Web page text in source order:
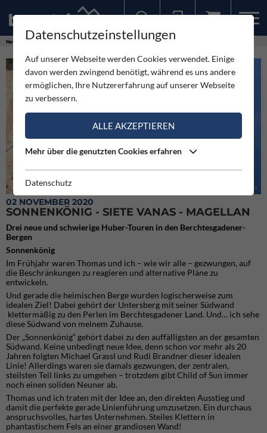
News Sonnenkönig - Siete Vanas - Magellan
Alexander Huber in der Route Magellan (8a) am Urlkopf (c) Guido Unterwurzacher
02 NOVEMBER 2020
SONNENKÖNIG - SIETE VANAS - MAGELLAN
Drei neue und schwierige Huber-Touren in den Berchtesgadener-
Bergen
Sonnenkönig
Im Frühjahr waren Thomas und ich – wie wir alle – gezwungen, auf
die Beschränkungen zu reagieren und alternative Pläne zu
entwickeln.
Und gerade die heimischen Berge wurden logischerweise zum
idealen Ziel! Dabei gehört der Untersberg mit seiner Südwand
klettermäßig zu den Perlen im Berchtesgadener Land. Und… ich sehe
diese Südwand von meinem Zuhause.
Der „Sonnenkönig“ gehört dabei zu den auffälligsten an der gesamten
Südwand. Keine unbedingt neue Idee, denn schon vor mehr als 20
Jahren folgten Michael Grassl und Rudi Brandner dieser idealen
Linie! Allerdings waren sie damals gezwungen, der zentralen,
steilsten Teil links zu umgehen – trotzdem gibt Child of Sun immer
noch einen soliden Neuner ab.
Thomas und ich traten mit der Idee an, den direkten Ausstieg und
damit die perfekte gerade Linienführung umzusetzen. Ein durchaus
anspruchsvolles, hartes Unternehmen. Steiles Klettern in
phantastischem Fels an einer grandiosen Wand!
Datenschutzeinstellungen
Auf unserer Webseite werden Cookies verwendet. Einige
davon werden zwingend benötigt, während es uns andere
ermöglichen, Ihre Nutzererfahrung auf unserer Webseite
zu verbessern.
ALLE AKZEPTIEREN
Mehr über die genutzten Cookies erfahren
Datenschutz